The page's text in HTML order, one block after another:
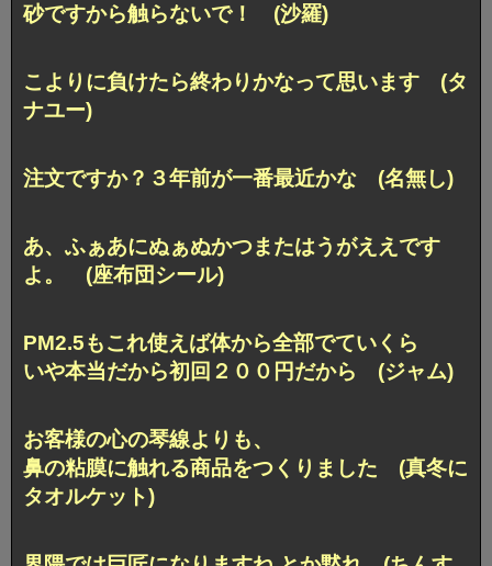
砂ですから触らないで！ (沙羅)
こよりに負けたら終わりかなって思います (タ
ナユー)
注文ですか？３年前が一番最近かな (名無し)
あ、ふぁあにぬぁぬかつまたはうがええです
よ。 (座布団シール)
PM2.5もこれ使えば体から全部でていくら
いや本当だから初回２００円だから (ジャム)
お客様の心の琴線よりも、
鼻の粘膜に触れる商品をつくりました (真冬に
タオルケット)